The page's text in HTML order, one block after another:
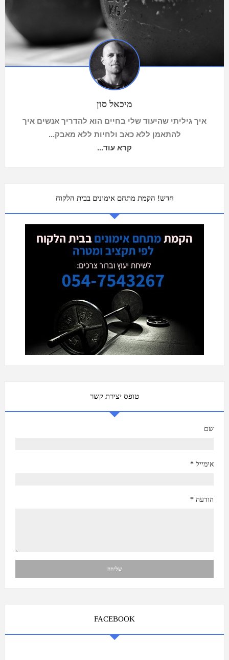
מיכאל סון
איך גיליתי שהיעוד שלי בחיים הוא להדריך אנשים איך
להתאמן ללא כאב ולחיות ללא מאבק...
קרא עוד...
חדש! הקמת מתחם אימונים בבית הלקוח
טופס יצירת קשר
שם
אימייל *
הודעה *
FACEBOOK